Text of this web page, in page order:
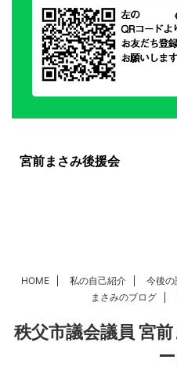
宮前まさみ後援会
HOME 私の自己紹介 今後の
まさみのブログ
秩父市議会議員 宮